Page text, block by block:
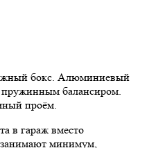
бокс. Алюминиевый
балансиром.
проём.
в гараж вместо
минимум,